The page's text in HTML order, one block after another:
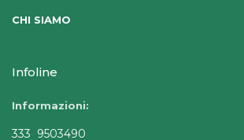
CHI SIAMO
Infoline
Informazioni:
333 9503490